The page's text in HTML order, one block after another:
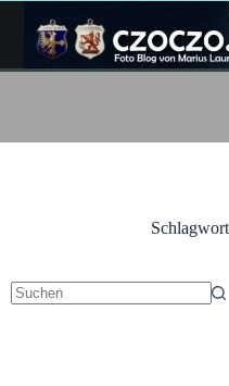
Inhalt
springen
Schlagwort